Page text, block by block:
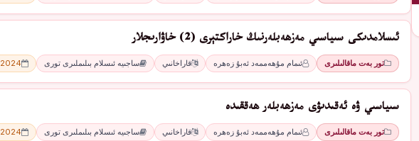
ئىسلامدىكى سىياسىي مەزھەبلەرنىڭ خاراكتېرى (2) خاۋارىجلار
تور بەت ماقالىلىرى ئىمام مۇھەممەد ئەبۇ زەھرە قاراخانىي ساجىيە ئىسلام بىلىملىرى تورى 2024 - يىل
سىياسىي ۋە ئەقىدىۋى مەزھەبلەر ھەققىدە
تور بەت ماقالىلىرى ئىمام مۇھەممەد ئەبۇ زەھرە قاراخانىي ساجىيە ئىسلام بىلىملىرى تورى 2024 - يىل